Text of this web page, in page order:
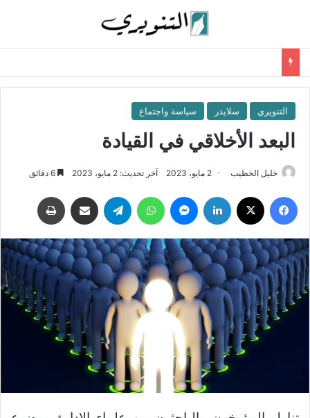
التنويري سلايدر سياسة واجتماع
البعد الأخلاقي في القيادة
خليل الخطيب 2 مايو، 2023 آخر تحديث: 2 مايو، 2023
فيسبوك لينكدإن ماسنجر واتساب تيلقرام مشاركة عبر البريد